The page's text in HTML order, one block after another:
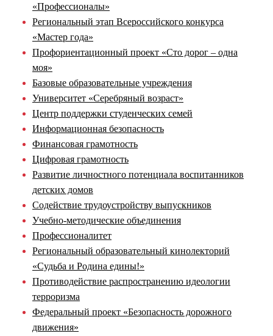
«Профессионалы»
Региональный этап Всероссийского конкурса
«Мастер года»
Профориентационный проект «Сто дорог – одна
моя»
Базовые образовательные учреждения
Университет «Серебряный возраст»
Центр поддержки студенческих семей
Информационная безопасность
Финансовая грамотность
Цифровая грамотность
Развитие личностного потенциала воспитанников
детских домов
Содействие трудоустройству выпускников
Учебно-методические объединения
Профессионалитет
Региональный образовательный кинолекторий
«Судьба и Родина едины!»
Противодействие распространению идеологии
терроризма
Федеральный проект «Безопасность дорожного
движения»